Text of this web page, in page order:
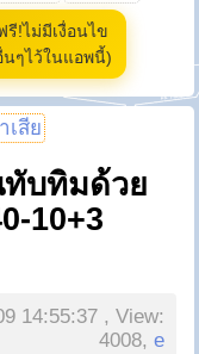
รี!ไม่มีเงื่อนไข
ๆไว้ในแอพนี้)
เสีย
ทับทิมด้วย
10+3
14:55:37 , View:
4008,e